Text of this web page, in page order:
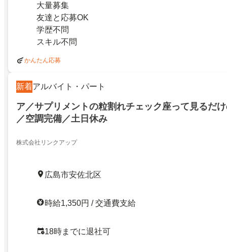
大量募集
友達と応募OK
学歴不問
スキル不問
かんたん応募
新着アルバイト・パート
ア／サプリメントの粒割れチェック座って見るだ
／空調完備／土日休み
株式会社リンクアップ
広島市安佐北区
時給1,350円 / 交通費支給
18時までに退社可